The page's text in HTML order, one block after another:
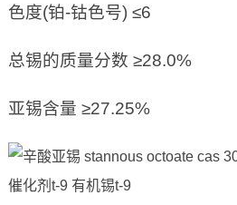
色度(铂-钴色号) ≤6
总锡的质量分数 ≥28.0%
亚锡含量 ≥27.25%